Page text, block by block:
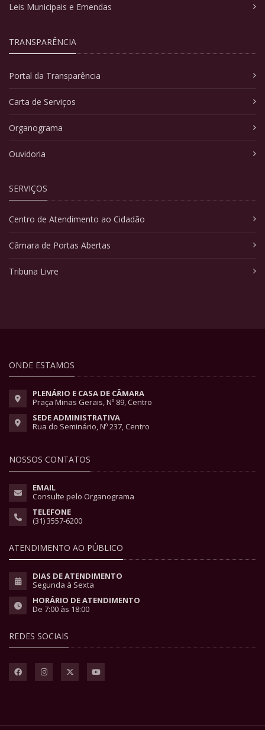
Leis Municipais e Emendas
TRANSPARÊNCIA
Portal da Transparência
Carta de Serviços
Organograma
Ouvidoria
SERVIÇOS
Centro de Atendimento ao Cidadão
Câmara de Portas Abertas
Tribuna Livre
ONDE ESTAMOS
PLENÁRIO E CASA DE CÂMARA
Praça Minas Gerais, Nº 89, Centro
SEDE ADMINISTRATIVA
Rua do Seminário, Nº 237, Centro
NOSSOS CONTATOS
EMAIL
Consulte pelo Organograma
TELEFONE
(31) 3557-6200
ATENDIMENTO AO PÚBLICO
DIAS DE ATENDIMENTO
Segunda à Sexta
HORÁRIO DE ATENDIMENTO
De 7:00 às 18:00
REDES SOCIAIS